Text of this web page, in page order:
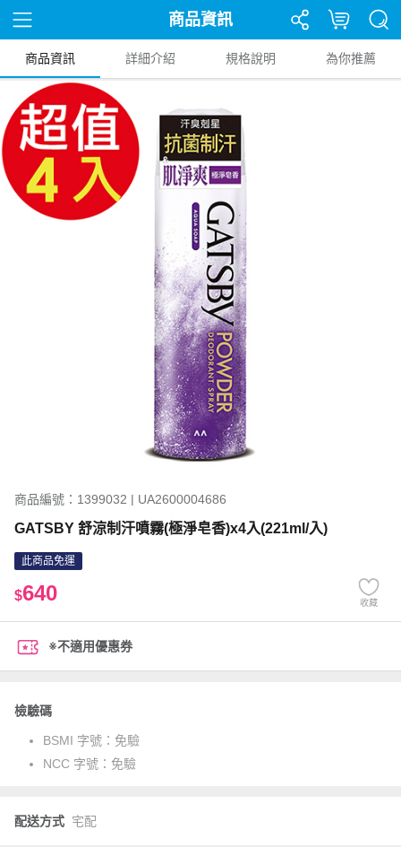
商品資訊
商品資訊 詳細介紹 規格說明 為你推薦
商品編號：1399032 | UA2600004686
GATSBY 舒涼制汗噴霧(極淨皂香)x4入(221ml/入)
此商品免運
$640 收藏
※不適用優惠券
檢驗碼
BSMI 字號： 免驗
NCC 字號： 免驗
配送方式 宅配